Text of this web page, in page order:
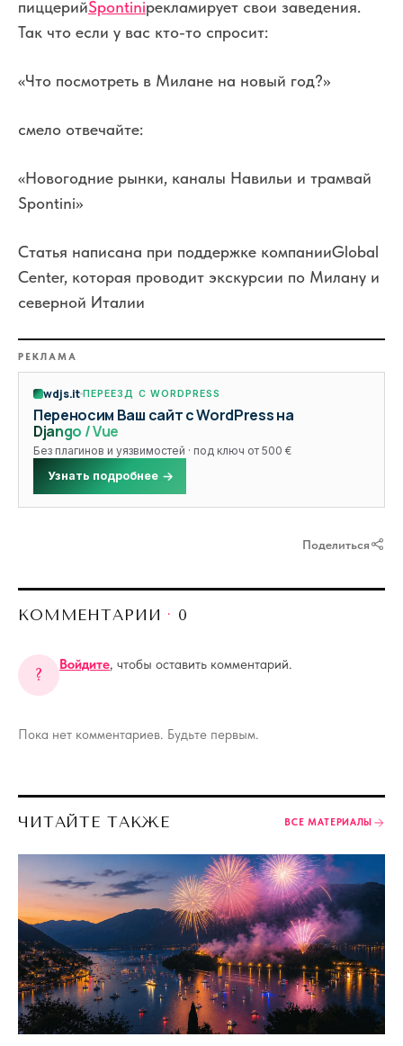
пиццерийSpontiniрекламирует свои заведения.
Так что если у вас кто-то спросит:
«Что посмотреть в Милане на новый год?»
смело отвечайте:
«Новогодние рынки, каналы Навильи и трамвай
Spontini»
Статья написана при поддержке компанииGlobal
Center, которая проводит экскурсии по Милану и
северной Италии
РЕКЛАМА
wdjs.it ПЕРЕЕЗД С WORDPRESS
Переносим Ваш сайт с WordPress на
Django / Vue
Без плагинов и уязвимостей · под ключ от 500 €
Узнать подробнее
Поделиться
КОММЕНТАРИИ · 0
?
Войдите, чтобы оставить комментарий.
Пока нет комментариев. Будьте первым.
ЧИТАЙТЕ ТАКЖЕ ВСЕ МАТЕРИАЛЫ